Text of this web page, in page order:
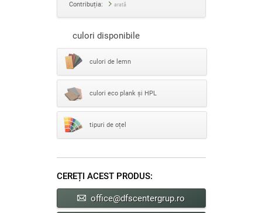
Contribuția: arată
culori disponibile
culori de lemn
culori eco plank și HPL
tipuri de oțel
CEREȚI ACEST PRODUS:
office@dfscentergrup.ro